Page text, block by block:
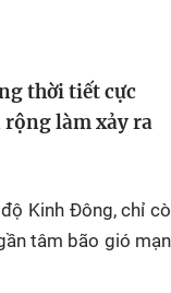
HTV Thể
Cuộc
thời tiết cực
làm xảy ra
Kinh Đông, chỉ
tâm bão gió